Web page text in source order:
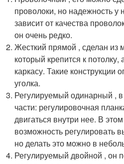
проволоки, но надежность у
зависит от качества
он очень редко.
Жесткий прямой , сделан из
который крепится к
каркасу. Такие конструкции
уголка.
Регулируемый одинарный , в
части: регулировочная
двигаться внутри нее. В
возможность регулировать
но делать это можно в
Регулируемый двойной , он